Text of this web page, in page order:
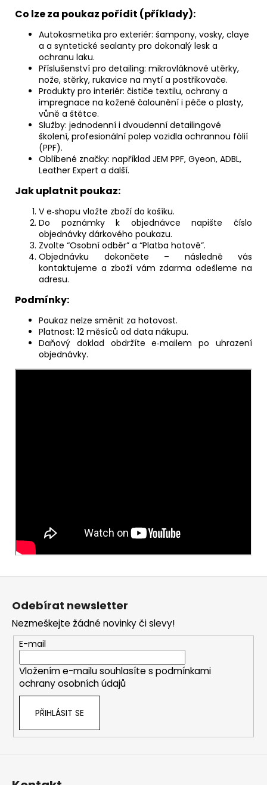
Co lze za poukaz pořídit (příklady):
Autokosmetika pro exteriér: šampony, vosky, claye
a a syntetické sealanty pro dokonalý lesk a
ochranu laku.
Příslušenství pro detailing: mikrovláknové utěrky,
nože, stěrky, rukavice na mytí a postřikovače.
Produkty pro interiér: čističe textilu, ochrany a
impregnace na kožené čalounění i péče o plasty,
vůně a štětce.
Služby: jednodenní i dvoudenní detailingové
školení, profesionální polep vozidla ochrannou fólií
(PPF).
Oblíbené značky: například JEM PPF, Gyeon, ADBL,
Leather Expert a další.
Jak uplatnit poukaz:
V e‑shopu vložte zboží do košíku.
Do poznámky k objednávce napište číslo
objednávky dárkového poukazu.
Zvolte “Osobní odběr” a “Platba hotově”.
Objednávku dokončete – následně vás
kontaktujeme a zboží vám zdarma odešleme na
adresu.
Podmínky:
Poukaz nelze směnit za hotovost.
Platnost: 12 měsíců od data nákupu.
Daňový doklad obdržíte e‑mailem po uhrazení
objednávky.
Z
Odebírat newsletter
Nezmeškejte žádné novinky či slevy!
E-mail
Vložením e-mailu souhlasíte s podmínkami
ochrany osobních údajů
PŘIHLÁSIT SE